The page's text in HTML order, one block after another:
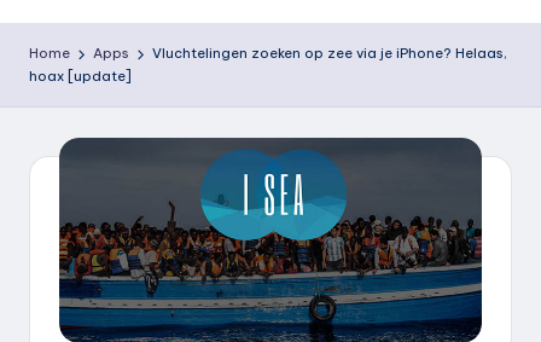
r
a
a
Home Apps
Vluchtelingen zoeken op zee via je iPhone? Helaas,
hoax [update]